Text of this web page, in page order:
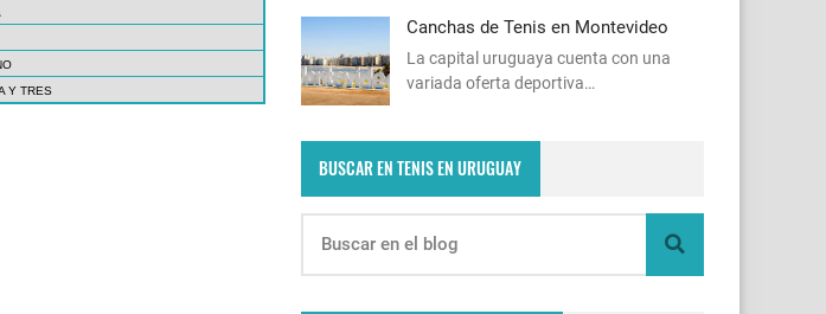
Y TRES
Canchas de Tenis en Montevideo
La capital uruguaya cuenta con una
variada oferta deportiva…
BUSCAR EN TENIS EN URUGUAY